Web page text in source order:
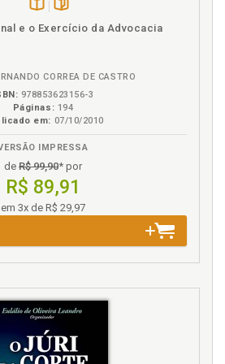
e os seus prolongamentos
67
Rupturas ou isolamentos
ou fator protetor?,
p. 62
e contextos eco-sociais: afetos,
p. 51
histórias, p. 62
Disponível
páginas
e o Exercício da Advocacia
CORREA DE CASTRO
978853623156-3
Páginas: 194
em: 07/10/2010
IMPRESSA
de R$ 99,90* por
R$ 89,91
em 3x de R$ 29,97